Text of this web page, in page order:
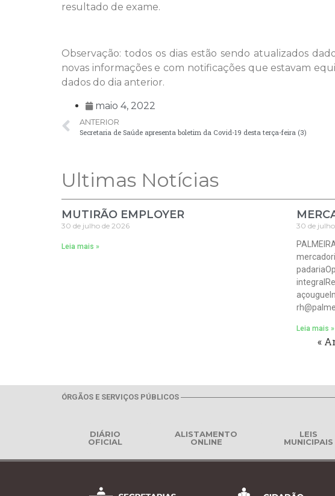
resultado de exame.
Observação: todos os dias estão sendo atualizados
novas informações e com notificações que estavam
dados do dia anterior.
maio 4, 2022
ANTERIOR
Secretaria de Saúde apresenta boletim da Covid-19 desta terça-feira (3)
Ultimas Notícias
MUTIRÃO EMPLOYER
30 de julho de 2026
Leia mais »
30 de
Leia mais »
«
ÓRGÃOS E SERVIÇOS PÚBLICOS
DIÁRIO
OFICIAL
ALISTAMENTO
ONLINE
LEIS
MUNICIPAIS